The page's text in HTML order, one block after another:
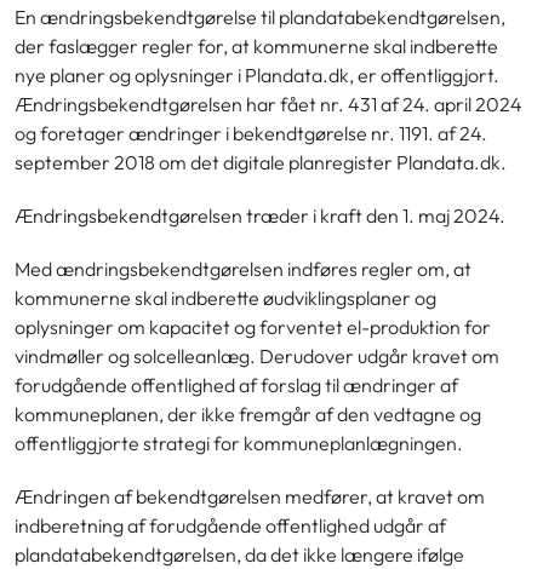
En ændringsbekendtgørelse til plandatabekendtgørelsen,
der faslægger regler for, at kommunerne skal indberette
nye planer og oplysninger i Plandata.dk, er offentliggjort.
Ændringsbekendtgørelsen har fået nr. 431 af 24. april 2024
og foretager ændringer i bekendtgørelse nr. 1191. af 24.
september 2018 om det digitale planregister Plandata.dk.
Ændringsbekendtgørelsen træder i kraft den 1. maj 2024.
Med ændringsbekendtgørelsen indføres regler om, at
kommunerne skal indberette øudviklingsplaner og
oplysninger om kapacitet og forventet el-produktion for
vindmøller og solcelleanlæg. Derudover udgår kravet om
forudgående offentlighed af forslag til ændringer af
kommuneplanen, der ikke fremgår af den vedtagne og
offentliggjorte strategi for kommuneplanlægningen.
Ændringen af bekendtgørelsen medfører, at kravet om
indberetning af forudgående offentlighed udgår af
plandatabekendtgørelsen, da det ikke længere ifølge